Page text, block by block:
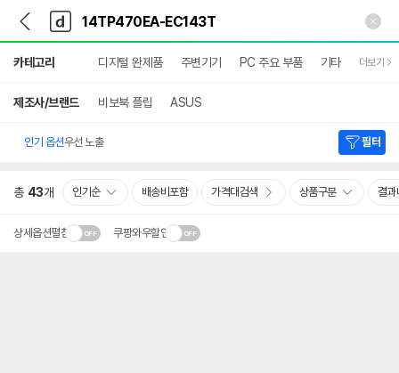
다
나
와
가
기
다
와
메
인
카테고리 디지털 완제품 주변기기 PC 주요 부품 기타 더보기
제조사/브랜드 비보북 플립 ASUS
인기 옵션우선 노출 필터
총 43개 인기순 배송비포함 가격대검색 상품구분 결과
상세옵션펼침 쿠팡와우할인